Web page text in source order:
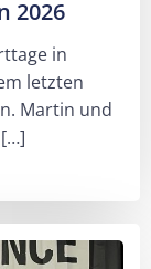
2026
in
letzten
Martin und